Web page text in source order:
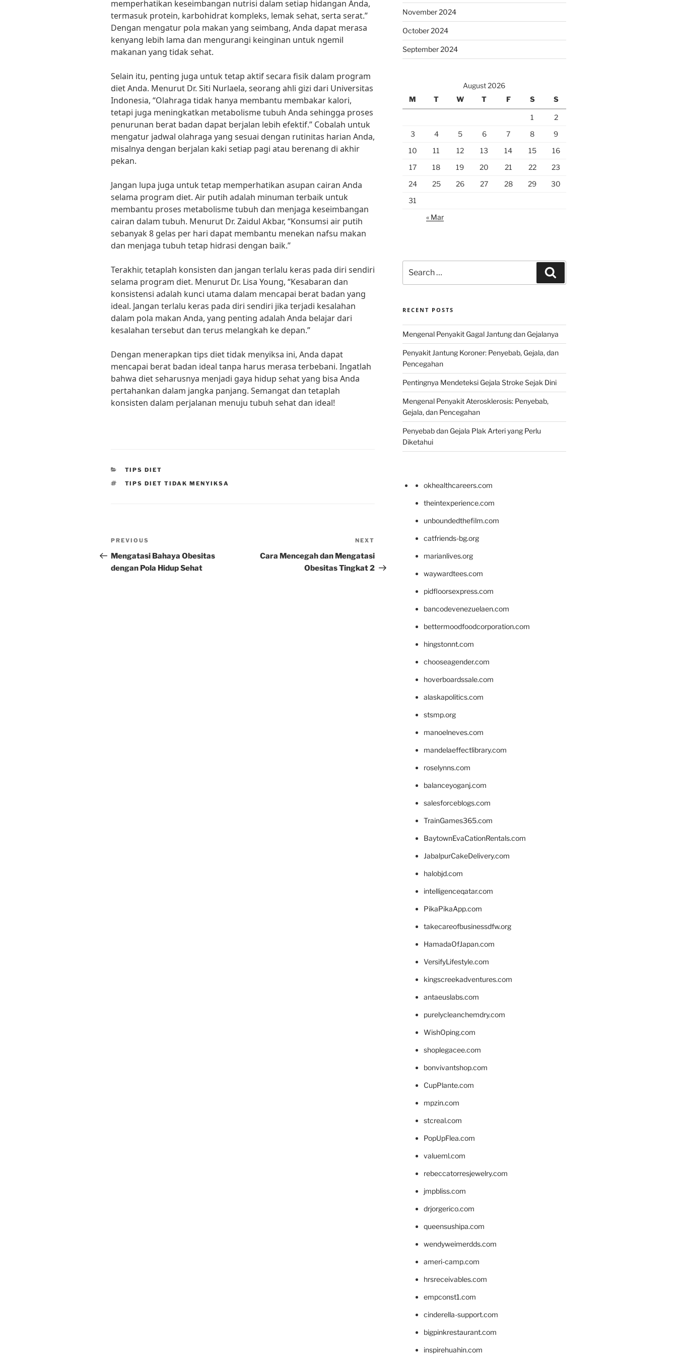
memperhatikan keseimbangan nutrisi dalam setiap hidangan Anda,
termasuk protein, karbohidrat kompleks, lemak sehat, serta serat.”
Dengan mengatur pola makan yang seimbang, Anda dapat merasa
kenyang lebih lama dan mengurangi keinginan untuk ngemil
makanan yang tidak sehat.
Selain itu, penting juga untuk tetap aktif secara fisik dalam program
diet Anda. Menurut Dr. Siti Nurlaela, seorang ahli gizi dari Universitas
Indonesia, “Olahraga tidak hanya membantu membakar kalori,
tetapi juga meningkatkan metabolisme tubuh Anda sehingga proses
penurunan berat badan dapat berjalan lebih efektif.” Cobalah untuk
mengatur jadwal olahraga yang sesuai dengan rutinitas harian Anda,
misalnya dengan berjalan kaki setiap pagi atau berenang di akhir
pekan.
Jangan lupa juga untuk tetap memperhatikan asupan cairan Anda
selama program diet. Air putih adalah minuman terbaik untuk
membantu proses metabolisme tubuh dan menjaga keseimbangan
cairan dalam tubuh. Menurut Dr. Zaidul Akbar, “Konsumsi air putih
sebanyak 8 gelas per hari dapat membantu menekan nafsu makan
dan menjaga tubuh tetap hidrasi dengan baik.”
Terakhir, tetaplah konsisten dan jangan terlalu keras pada diri sendiri
selama program diet. Menurut Dr. Lisa Young, “Kesabaran dan
konsistensi adalah kunci utama dalam mencapai berat badan yang
ideal. Jangan terlalu keras pada diri sendiri jika terjadi kesalahan
dalam pola makan Anda, yang penting adalah Anda belajar dari
kesalahan tersebut dan terus melangkah ke depan.”
Dengan menerapkan tips diet tidak menyiksa ini, Anda dapat
mencapai berat badan ideal tanpa harus merasa terbebani. Ingatlah
bahwa diet seharusnya menjadi gaya hidup sehat yang bisa Anda
pertahankan dalam jangka panjang. Semangat dan tetaplah
konsisten dalam perjalanan menuju tubuh sehat dan ideal!
CATEGORIES
TIPS DIET
TAGS
TIPS DIET TIDAK MENYIKSA
Post
navigation
Previous
Post
PREVIOUS
Mengatasi Bahaya Obesitas
dengan Pola Hidup Sehat
Post
NEXT
Cara Mencegah dan Mengatasi
Obesitas Tingkat 2
November 2024
October 2024
September 2024
August 2026
M
T W T F S S
1
2
3
4 5 6 7 8
9
10
11 12 13 14 15
16
17
18 19 20 21 22
23
24
25 26 27 28 29
30
31
« Mar
for:
RECENT POSTS
Mengenal Penyakit Gagal Jantung dan Gejalanya
Penyakit Jantung Koroner: Penyebab, Gejala, dan
Pencegahan
Pentingnya Mendeteksi Gejala Stroke Sejak Dini
Mengenal Penyakit Aterosklerosis: Penyebab,
Gejala, dan Pencegahan
Penyebab dan Gejala Plak Arteri yang Perlu
Diketahui
okhealthcareers.com
theintexperience.com
unboundedthefilm.com
catfriends-bg.org
marianlives.org
waywardtees.com
pidfloorsexpress.com
bancodevenezuelaen.com
bettermoodfoodcorporation.com
hingstonnt.com
chooseagender.com
hoverboardssale.com
alaskapolitics.com
stsmp.org
manoelneves.com
mandelaeffectlibrary.com
roselynns.com
balanceyoganj.com
salesforceblogs.com
TrainGames365.com
BaytownEvaCationRentals.com
JabalpurCakeDelivery.com
halobjd.com
intelligenceqatar.com
PikaPikaApp.com
takecareofbusinessdfw.org
HamadaOfJapan.com
VersifyLifestyle.com
kingscreekadventures.com
antaeuslabs.com
purelycleanchemdry.com
WishOping.com
shoplegacee.com
bonvivantshop.com
CupPlante.com
mpzin.com
stcreal.com
PopUpFlea.com
valueml.com
rebeccatorresjewelry.com
jmpbliss.com
drjorgerico.com
queensushipa.com
wendyweimerdds.com
ameri-camp.com
hrsreceivables.com
empconst1.com
cinderella-support.com
bigpinkrestaurant.com
inspirehuahin.com